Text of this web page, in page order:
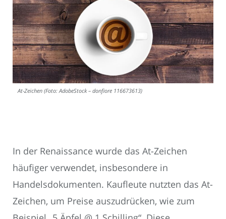
At-Zeichen (Foto: AdobeStock – donfiore 116673613)
In der Renaissance wurde das At-Zeichen
häufiger verwendet, insbesondere in
Handelsdokumenten. Kaufleute nutzten das At-
Zeichen, um Preise auszudrücken, wie zum